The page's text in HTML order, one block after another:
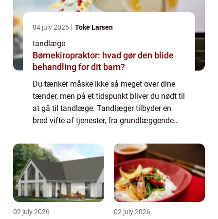
04 july 2026 Toke Larsen
tandlæge
Børnekiropraktor: hvad gør den blide
behandling for dit barn?
Du tænker måske ikke så meget over dine
tænder, men på et tidspunkt bliver du nødt til
at gå til tandlæge. Tandlæger tilbyder en
bred vifte af tjenester, fra grundlæggende
procedurer som rodbehandlinger og ...
02 july 2026 02 july 2026